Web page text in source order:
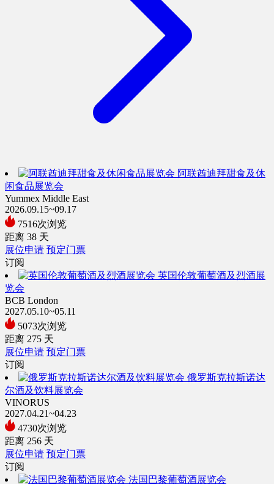
阿联酋迪拜甜食及休
闲食品展览会
Yummex Middle East
2026.09.15~09.17
7516次浏览
距离 38 天
展位申请 预定门票
订阅
英国伦敦葡萄酒及烈酒展
览会
BCB London
2027.05.10~05.11
5073次浏览
距离 275 天
展位申请 预定门票
订阅
俄罗斯克拉斯诺达
尔酒及饮料展览会
VINORUS
2027.04.21~04.23
4730次浏览
距离 256 天
展位申请 预定门票
订阅
法国巴黎葡萄酒展览会